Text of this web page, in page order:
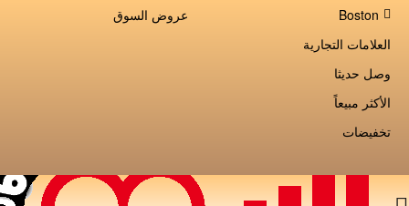
Boston
عروض السوق
العلامات التجارية
وصل حديثا
الأكثر مبيعاً
تخفيضات